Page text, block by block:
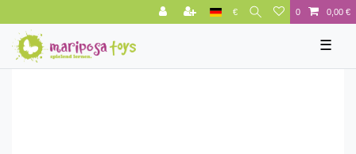
€ 0 0,00 €
☰